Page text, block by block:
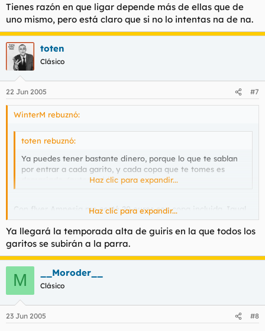
Tienes razón en que ligar depende más de ellas que de
uno mismo, pero está claro que si no lo intentas na de na.
toten
Clásico
22 Jun 2005 #7
WinterM rebuznó:
toten rebuznó:
Ya puedes tener bastante dinero, porque lo que te sablan
por entrar a cada garito, y cada copa que te tomes es
demasiado. (putos guiris)Haz clic para expandir...
Con flyer Amnesia me costó 20 euros con copa incluida. Igual
que cualquier discoteca del estilo de Barcelona. Las copas
dentro a 13 euros, lo normal en Bcn son unos 10. Tampoco es
para tanto.
Tienes razón en que ligar depende más de ellas que de uno
mismo, pero está claro que si no lo intentas na de na.
Haz clic para expandir...
Ya llegará la temporada alta de guiris en la que todos los
garitos se subirán a la parra.
M __Moroder__
Clásico
23 Jun 2005 #8